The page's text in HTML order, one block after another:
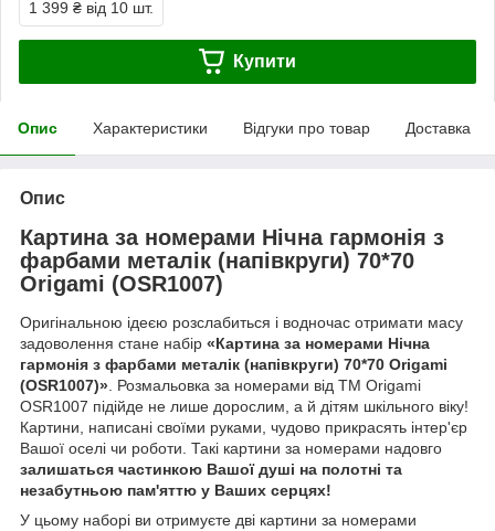
1 399 ₴ від 10 шт.
Купити
Опис Характеристики Відгуки про товар Доставка
Опис
Картина за номерами Нічна гармонія з
фарбами металік (напівкруги) 70*70
Origami (OSR1007)
Оригінальною ідеєю розслабиться і водночас отримати масу
задоволення стане набір «Картина за номерами Нічна
гармонія з фарбами металік (напівкруги) 70*70 Origami
(OSR1007)». Розмальовка за номерами від ТМ Origami
OSR1007 підійде не лише дорослим, а й дітям шкільного віку!
Картини, написані своїми руками, чудово прикрасять інтер'єр
Вашої оселі чи роботи. Такі картини за номерами надовго
залишаться частинкою Вашої душі на полотні та
незабутньою пам'яттю у Ваших серцях!
У цьому наборі ви отримуєте дві картини за номерами